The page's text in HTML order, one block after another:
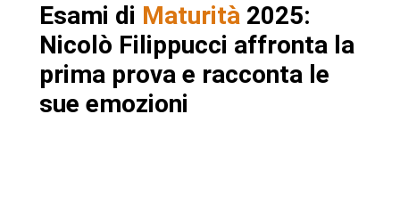
-- La notte prima degli esami: Nicolò racconta
emozione e preparazione
- Autore
Esami di Maturità2025:
Nicolò Filippucci affronta la
prima prova e racconta le
sue emozioni